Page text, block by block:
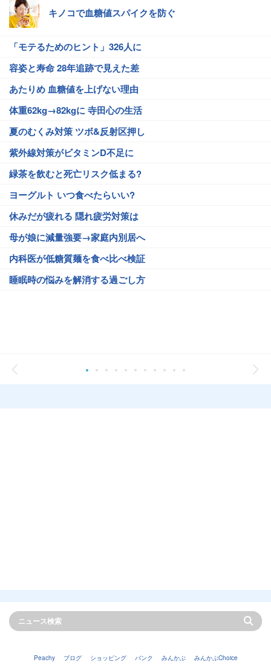
キノコで血糖値スパイクを防ぐ
「モテるためのヒント」326人に
容姿と寿命 28年追跡で見えた差
あたりめ 血糖値を上げない理由
体重62kg→82kgに 寺田心の生活
夏のむくみ対策 ツボ&反射区押し
紫外線対策がビタミンD不足に
緑茶を飲むと死亡リスク低まる?
ヨーグルト いつ食べたらいい?
休みだが疲れる 隠れ疲労対策は
母が娘に減量強要→家庭内別居へ
内科医が低糖質麺を食べ比べ検証
睡眠時の悩みを解消する過ごし方
Peachy ブログ ショッピング バンク みんかぶ みんかぶChoice